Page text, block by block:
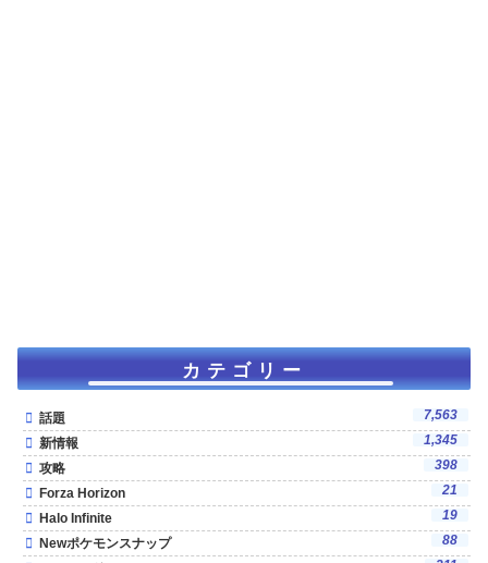
カテゴリー
話題
7,563
新情報
1,345
攻略
398
Forza Horizon
21
Halo Infinite
19
Newポケモンスナップ
88